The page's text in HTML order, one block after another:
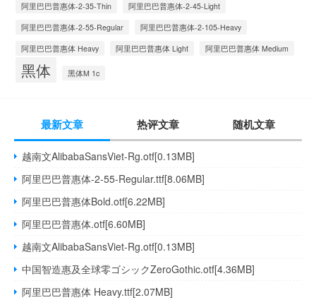
阿里巴巴普惠体-2-35-Thin
阿里巴巴普惠体-2-45-Light
阿里巴巴普惠体-2-55-Regular
阿里巴巴普惠体-2-105-Heavy
阿里巴巴普惠体 Heavy
阿里巴巴普惠体 Light 阿里巴巴普惠体 Medium
黑体 黑体M 1c
最新文章 热评文章 随机文章
越南文AlibabaSansViet-Rg.otf[0.13MB]
阿里巴巴普惠体-2-55-Regular.ttf[8.06MB]
阿里巴巴普惠体Bold.otf[6.22MB]
阿里巴巴普惠体.otf[6.60MB]
越南文AlibabaSansViet-Rg.otf[0.13MB]
中国智造惠及全球零ゴシックZeroGothic.otf[4.36MB]
阿里巴巴普惠体 Heavy.ttf[2.07MB]